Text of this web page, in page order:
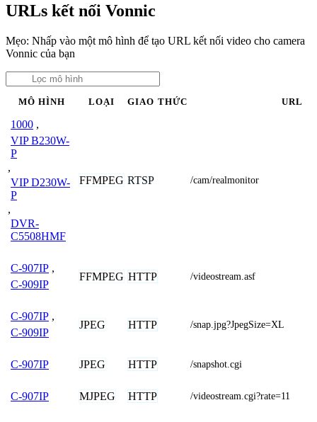
URLs kết nối Vonnic
Mẹo: Nhấp vào một mô hình để tạo URL kết nối video cho camera
Vonnic của bạn
MÔ HÌNH LOẠI GIAO THỨC URL
1000 ,
VIP B230W-
P
,
VIP D230W-
P
,
DVR-
C5508HMF
FFMPEG RTSP /cam/realmonitor
C-907IP ,
C-909IP
FFMPEG HTTP /videostream.asf
C-907IP ,
C-909IP
JPEG HTTP /snap.jpg?JpegSize=XL
C-907IP JPEG HTTP /snapshot.cgi
C-907IP MJPEG HTTP /videostream.cgi?rate=11